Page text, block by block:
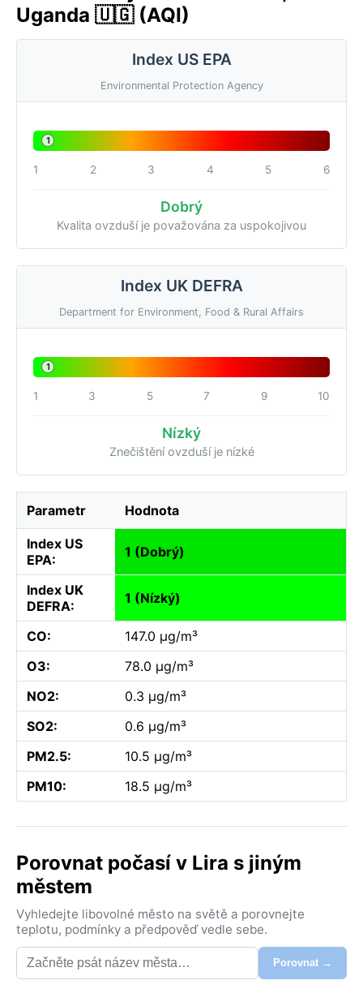
Uganda 🇺🇬 (AQI)
Index US EPA
Environmental Protection Agency
1
1 2 3 4 5 6
Dobrý
Kvalita ovzduší je považována za uspokojivou
Index UK DEFRA
Department for Environment, Food & Rural Affairs
1
1 3 5 7 9 10
Nízký
Znečištění ovzduší je nízké
Parametr Hodnota
Index US
EPA:
1 (Dobrý)
Index UK
DEFRA:
1 (Nízký)
CO:
147.0 µg/m³
O3:
78.0 µg/m³
NO2:
0.3 µg/m³
SO2:
0.6 µg/m³
PM2.5:
10.5 µg/m³
PM10:
18.5 µg/m³
Porovnat počasí v Lira s jiným
městem
Vyhledejte libovolné město na světě a porovnejte
teplotu, podmínky a předpověď vedle sebe.
Porovnat →